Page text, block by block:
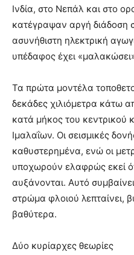
Ινδία, στο Νεπάλ και στο
κατέγραψαν αργή διάδοση
ασυνήθιστη ηλεκτρική
υπέδαφος έχει
Τα πρώτα μοντέλα
δεκάδες χιλιόμετρα κάτω
κατά μήκος του κεντρικού
Ιμαλαΐων. Οι σεισμικές
καθυστερημένα, ενώ οι
υποχωρούν ελαφρώς εκεί
αυξάνονται. Αυτό
στρώμα φλοιού λεπταίνει,
βαθύτερα.
Δύο κυρίαρχες θεωρίες